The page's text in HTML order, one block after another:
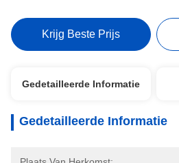
Krijg Beste Prijs
Gedetailleerde Informatie
Gedetailleerde Informatie